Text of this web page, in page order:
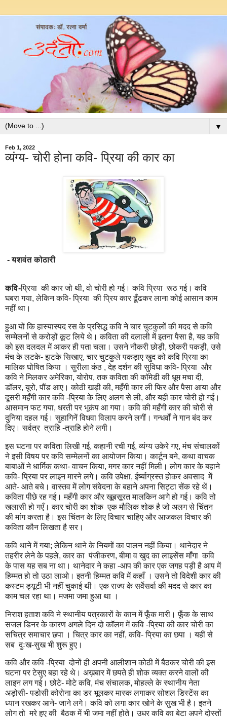
▼
Feb 1, 2022
व्यंग्य- चोरी होना कवि- प्रिया की कार का
- यशवंत कोठारी
कवि-प्रिया की कार जो थी, वो चोरी हो गई। कवि प्रिया रूठ गई। कवि
घबरा गया, लेकिन कवि- प्रिया की प्रिय कार ढूँढकर लाना कोई आसान काम
नहीं था।
हुआ यों कि हास्यास्पद रस के प्रसिद्ध कवि ने चार चुटकुलों की मदद से कवि
सम्मेलनों से करोड़ों कूट लिये थे। कविता की दलाली में इतना पैसा है, यह कवि
को इस दलदल में आकर ही पता चला। उसने नौकरी छोड़ी, छोकरी पकड़ी, उसे
मंच के लटके- झटके सिखाए, चार चुटकुले पकड़ाए खुद को कवि प्रिया का
मालिक घोषित किया । सुरीला कंठ , देह दर्शन की सुविधा कवि- प्रिया और
कवि ने मिलकर अमेरिका, योरोप, तक कविता की कॉमेडी की धूम मचा दी,
डॉलर, यूरो, पौंड आए। कोठी खड़ी की, महँगी कार ली फिर और पैसा आया और
दूसरी महँगी कार कवि -प्रिया के लिए अलग से ली, और यही कार चोरी हो गई।
आसमान फट गया, धरती पर भूकंप आ गया। कवि की महँगी कार की चोरी से
दुनिया दहल गई। सुहागिनें विधवा विलाप करने लगीं। गन्धर्वों ने गान बंद कर
दिए। सर्वत्र त्राहि -त्राहि होने लगी।
इस घटना पर कविता लिखी गई, कहानी रची गई, व्यंग्य उकेरे गए, मंच संचालकों
ने इसी विषय पर कवि सम्मेलनों का आयोजन किया। कार्टून बने, कथा वाचक
बाबाओं ने धार्मिक कथा- वाचन किया, मगर कार नहीं मिली। लोग कार के बहाने
कवि- प्रिया पर लाइन मारने लगे। कवि उपेक्षा, ईर्ष्याग्रस्त होकर अवसाद में
आते- आते बचे। वास्तव में लोग संवेदना के बहाने अपना सिट्टा सेंक रहे थें।
कविता पीछे रह गई। महँगी कार और खूबसूरत मालकिन आगे हो गई। कवि तो
खलासी हो गएँ। कार चोरी का शोक एक मौलिक शोक है जो अलग से चिंतन
की मांग करता है। इस चिंतन के लिए विचार चाहिए और आजकल विचार की
कविता कौन लिखता है सर।
कवि थाने में गया; लेकिन थाने के नियमों का पालन नहीं किया। थानेदार ने
तहरीर लेने के पहले, कार का पंजीकरण, बीमा व खुद का लाइसेंस माँगा कवि
के पास यह सब ना था। थानेदार ने कहा -आप की कार एक जगह पड़ी है आप में
हिम्मत हो तो उठा लाओ। इतनी हिम्मत कवि में कहाँ । उसने तो विदेशी कार की
कस्टम ड्यूटी भी नहीं चुकाई थी। एक राज्य के सर्वेसर्वा की मदद से कार का
काम चल रहा था। मजमा जमा हुआ था ।
निराश हताश कवि ने स्थानीय पत्रकारों के कान में फूँक मारी। फूँक के साथ
सजल डिनर के कारण अगले दिन दो कॉलम में कवि -प्रिया की कार चोरी का
सचित्र समाचार छपा । चित्र कार का नहीं, कवि- प्रिया का छपा । यहीं से
सब दुःख-सुख भी शुरू हुए।
कवि और कवि -प्रिया दोनों ही अपनी आलीशान कोठी में बैठकर चोरी की इस
घटना पर टेसुए बहा रहे थे। अख़बार में छपते ही शोक व्यक्त करने वालों की
लाइन लग गई। छोटे- मोटे कवि, मंच संचालक, मोहल्ले के स्थानीय नेता
अड़ोसी- पडोसी कोरोना का डर भूलकर मास्क लगाकर सोशल डिस्टेंस का
ध्यान रखकर आने- जाने लगे। कवि को लगा कार खोने के सुख भी है। इतने
लोग तो मरे हुए की बैठक में भी जमा नहीं होते। उधर कवि का बेटा अपने दोस्तों